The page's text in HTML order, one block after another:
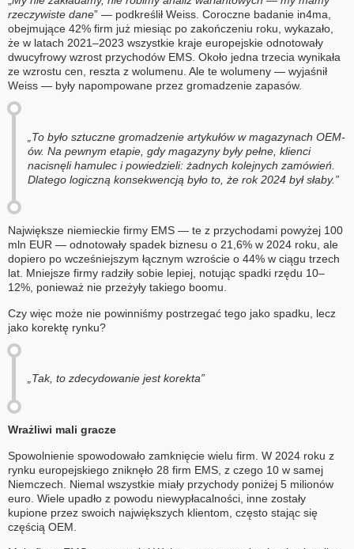
rzeczywiste dane” — podkreślił Weiss. Coroczne badanie in4ma,
obejmujące 42% firm już miesiąc po zakończeniu roku, wykazało,
że w latach 2021–2023 wszystkie kraje europejskie odnotowały
dwucyfrowy wzrost przychodów EMS. Około jedna trzecia wynikała
ze wzrostu cen, reszta z wolumenu. Ale te wolumeny — wyjaśnił
Weiss — były napompowane przez gromadzenie zapasów.
„To było sztuczne gromadzenie artykułów w magazynach OEM-
ów. Na pewnym etapie, gdy magazyny były pełne, klienci
nacisnęli hamulec i powiedzieli: żadnych kolejnych zamówień.
Dlatego logiczną konsekwencją było to, że rok 2024 był słaby.”
Największe niemieckie firmy EMS — te z przychodami powyżej 100
mln EUR — odnotowały spadek biznesu o 21,6% w 2024 roku, ale
dopiero po wcześniejszym łącznym wzroście o 44% w ciągu trzech
lat. Mniejsze firmy radziły sobie lepiej, notując spadki rzędu 10–
12%, ponieważ nie przeżyły takiego boomu.
Czy więc może nie powinniśmy postrzegać tego jako spadku, lecz
jako korektę rynku?
„Tak, to zdecydowanie jest korekta”
Wrażliwi mali gracze
Spowolnienie spowodowało zamknięcie wielu firm. W 2024 roku z
rynku europejskiego zniknęło 28 firm EMS, z czego 10 w samej
Niemczech. Niemal wszystkie miały przychody poniżej 5 milionów
euro. Wiele upadło z powodu niewypłacalności, inne zostały
kupione przez swoich największych klientom, często stając się
częścią OEM.